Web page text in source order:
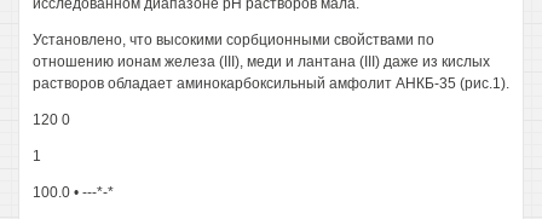
исследованном диапазоне рН растворов мала.
Установлено, что высокими сорбционными свойствами по
отношению ионам железа (III), меди и лантана (III) даже из кислых
растворов обладает аминокарбоксильный амфолит АНКБ-35 (рис.1).
120 0
1
100.0 • ---*-*